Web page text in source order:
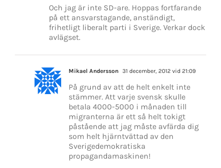
Och jag är inte SD-are. Hoppas fortfarande
på ett ansvarstagande, anständigt,
frihetligt liberalt parti i Sverige. Verkar dock
avlägset.
Mikael Andersson 31 december, 2012 vid 21:09
På grund av att de helt enkelt inte
stämmer. Att varje svensk skulle
betala 4000-5000 i månaden till
migranterna är ett så helt tokigt
påstående att jag måste avfärda dig
som helt hjärntvättad av den
Sverigedemokratiska
propagandamaskinen!